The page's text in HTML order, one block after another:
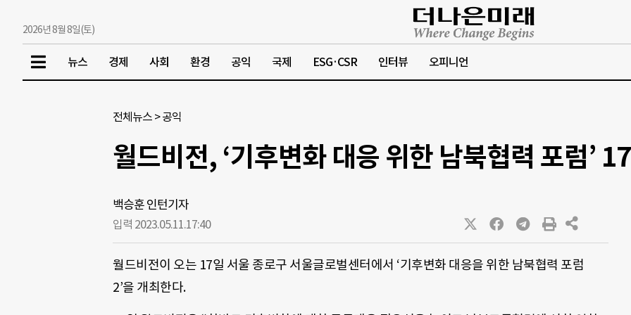
2026년 8월 8일(토)
뉴스 경제 사회 환경 공익 국제 ESG·CSR 인터뷰 오피니언
전체뉴스 >공익
월드비전, ‘기후변화 대응 위한 남북협력 포럼’
백승훈 인턴기자
입력 2023.05.11.17:40
월드비전이 오는 17일 서울 종로구 서울글로벌센터에서 ‘기후변화 대응을 위한 남북협력 포럼
2’을 개최한다.